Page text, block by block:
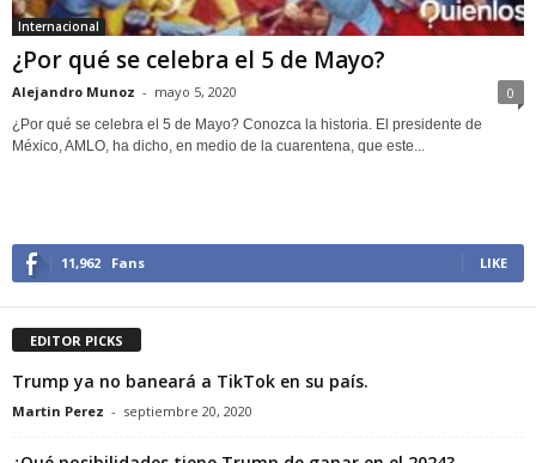
Internacional
¿Por qué se celebra el 5 de Mayo?
Alejandro Munoz - mayo 5, 2020 0
¿Por qué se celebra el 5 de Mayo? Conozca la historia. El presidente de
México, AMLO, ha dicho, en medio de la cuarentena, que este...
11,962 Fans LIKE
EDITOR PICKS
Trump ya no baneará a TikTok en su país.
Martin Perez - septiembre 20, 2020